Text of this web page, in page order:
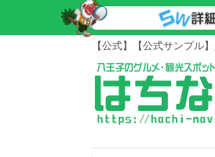
【公式】【公式サンプル